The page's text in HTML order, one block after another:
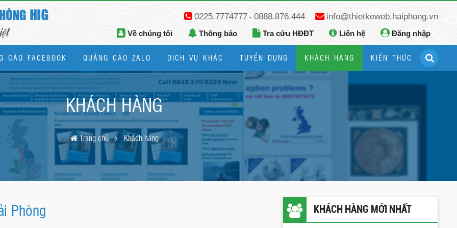
0225.7774777 - 0888.876.444 info@thietkeweb.haiphong.vn
Về chúng tôi Thông báo Tra cứu HĐĐT Liên hệ Đăng nhập
CÁO FACEBOOK QUẢNG CÁO ZALO DỊCH VỤ KHÁC TUYỂN DỤNG KHÁCH HÀNG KIẾN THỨC
KHÁCH HÀNG
Trang chủ Khách hàng
Phòng KHÁCH HÀNG MỚI NHẤT